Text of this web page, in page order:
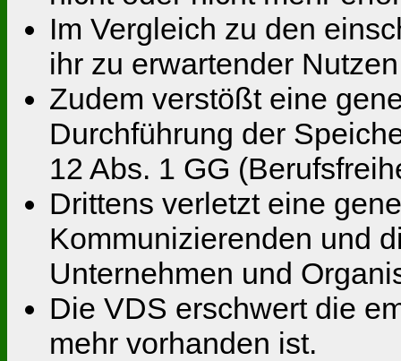
Im Vergleich zu den
ihr zu erwartender
Zudem verstößt eine
Durchführung der
12 Abs. 1 GG
Drittens verletzt eine
Kommunizierenden und
Unternehmen und
Die VDS erschwert die
mehr vorhanden ist.